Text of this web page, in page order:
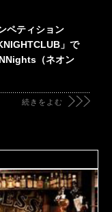
ペティション
」で
（ネオン
続きをよむ